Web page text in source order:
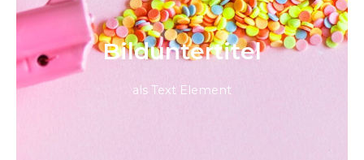
Bild­unter­titel
als Text Element